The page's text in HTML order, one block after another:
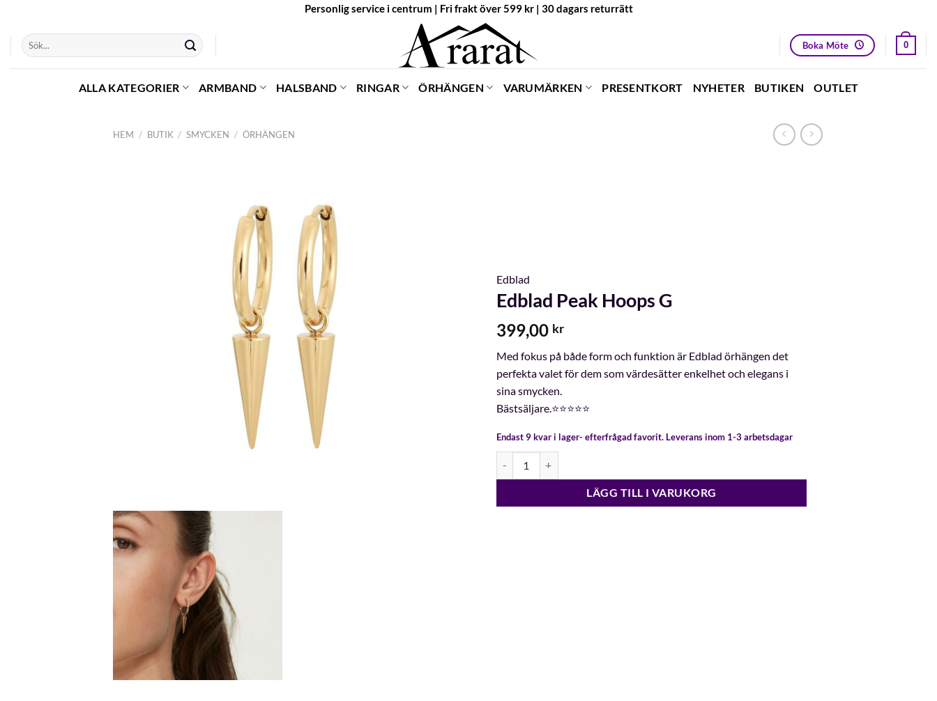
content
Personlig service i centrum | Fri frakt över 599 kr | 30 dagars returrätt
Sök
efter:
Boka Möte 0
ALLA KATEGORIER ARMBAND HALSBAND RINGAR ÖRHÄNGEN VARUMÄRKEN PRESENTKORT NYHETER BUTIKEN OUTLET
HEM / BUTIK / SMYCKEN / ÖRHÄNGEN
Edblad
Edblad Peak Hoops G
399,00 kr
Med fokus på både form och funktion är Edblad örhängen det
perfekta valet för dem som värdesätter enkelhet och elegans i
sina smycken.
Bästsäljare.⭐️⭐️⭐️⭐️⭐️
Endast 9 kvar i lager- efterfrågad favorit. Leverans inom 1-3 arbetsdagar
LÄGG TILL I VARUKORG